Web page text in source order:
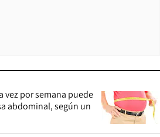
vez por semana puede
abdominal, según un